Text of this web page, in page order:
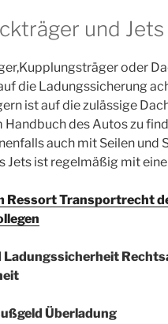
und Jets
oder
die Ladungssicherung
ist auf die zulässige
Handbuch des Autos zu
auch mit Seilen und
Jets ist regelmäßig mit
Ressort Transportrecht
Überladung